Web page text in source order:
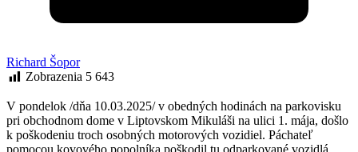
Richard Šopor
Zobrazenia 5 643
V pondelok /dňa 10.03.2025/ v obedných hodinách na parkovisku
pri obchodnom dome v Liptovskom Mikuláši na ulici 1. mája, došlo
k poškodeniu troch osobných motorových vozidiel. Páchateľ
pomocou kovového popolníka poškodil tu odparkované vozidlá,